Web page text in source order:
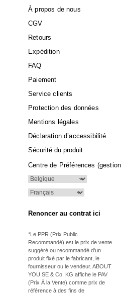
À propos de nous
CGV
Retours
Expédition
FAQ
Paiement
Service clients
Protection des données
Mentions légales
Déclaration d’accessibilité
Sécurité du produit
Centre de Préférences
Renoncer au contrat ici
*Le PPR (Prix Public
Recommandé) est le prix de vente
suggéré ou recommandé d'un
produit fixé par le fabricant, le
fournisseur ou le vendeur. ABOUT
YOU SE & Co. KG affiche le PAV
(Prix À la Vente) comme prix de
référence à des fins de